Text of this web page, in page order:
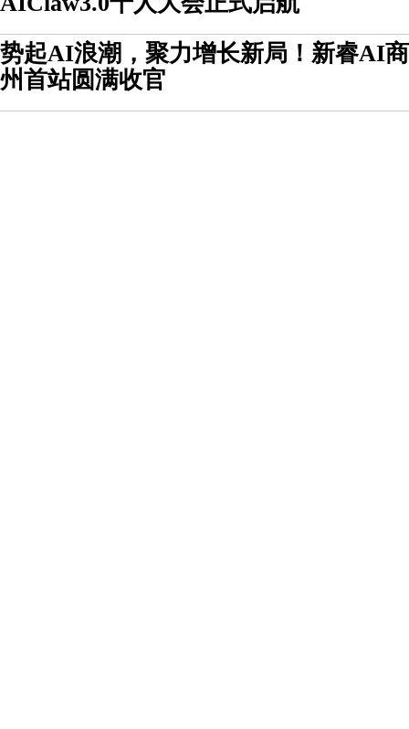
势起AI浪潮，聚力增长新局！新睿AI
州首站圆满收官